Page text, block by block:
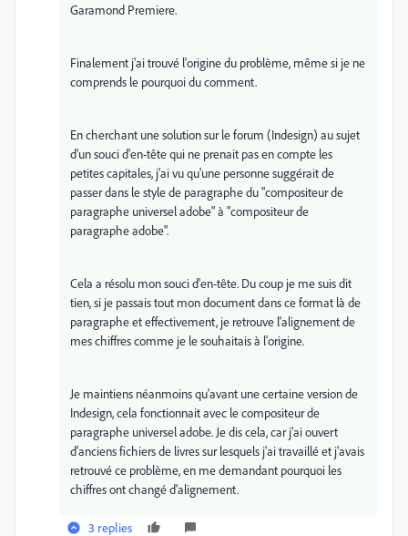
Garamond Premiere.
Finalement j'ai trouvé l'origine du problème, même si je ne
comprends le pourquoi du comment.
En cherchant une solution sur le forum (Indesign) au sujet
d'un souci d'en-tête qui ne prenait pas en compte les
petites capitales, j'ai vu qu'une personne suggérait de
passer dans le style de paragraphe du "compositeur de
paragraphe universel adobe" à "compositeur de
paragraphe adobe".
Cela a résolu mon souci d'en-tête. Du coup je me suis dit
tien, si je passais tout mon document dans ce format là de
paragraphe et effectivement, je retrouve l'alignement de
mes chiffres comme je le souhaitais à l'origine.
Je maintiens néanmoins qu'avant une certaine version de
Indesign, cela fonctionnait avec le compositeur de
paragraphe universel adobe. Je dis cela, car j'ai ouvert
d'anciens fichiers de livres sur lesquels j'ai travaillé et j'avais
retrouvé ce problème, en me demandant pourquoi les
chiffres ont changé d'alignement.
3 replies